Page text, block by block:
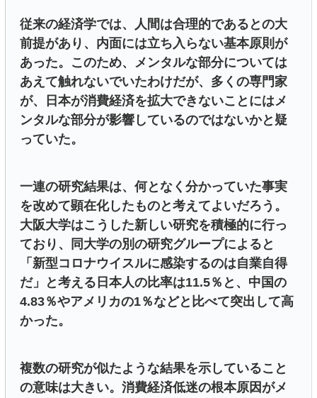
従来の経済学では、人間は合理的であるとの大
前提があり、内面には立ち入らない基本原則が
あった。このため、メンタルな部分については
あえて触れないでいたわけだが、多くの専門家
が、日本が消費経済を拡大できないことにはメ
ンタルな部分が影響しているのではないかと疑
っていた。
一連の研究結果は、何となく分かっていた事実
を改めて顕在化したものと考えてよいだろう。
大阪大学はこうした新しい研究を積極的に行っ
ており、同大学の別の研究グループによると
「新型コロナウイスルに感染するのは自業自得
だ」と考える日本人の比率は11.5％と、中国の
4.83％やアメリカの1％などと比べて突出して高
かった。
複数の研究が似たような結果を示していること
の意味は大きい。消費経済低迷の根本原因がメ